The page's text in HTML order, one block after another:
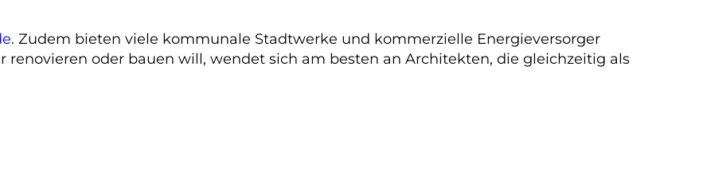
. Zudem bieten viele kommunale Stadtwerke und kommerzielle Energieversorger
renovieren oder bauen will, wendet sich am besten an Architekten, die gleichzeitig als